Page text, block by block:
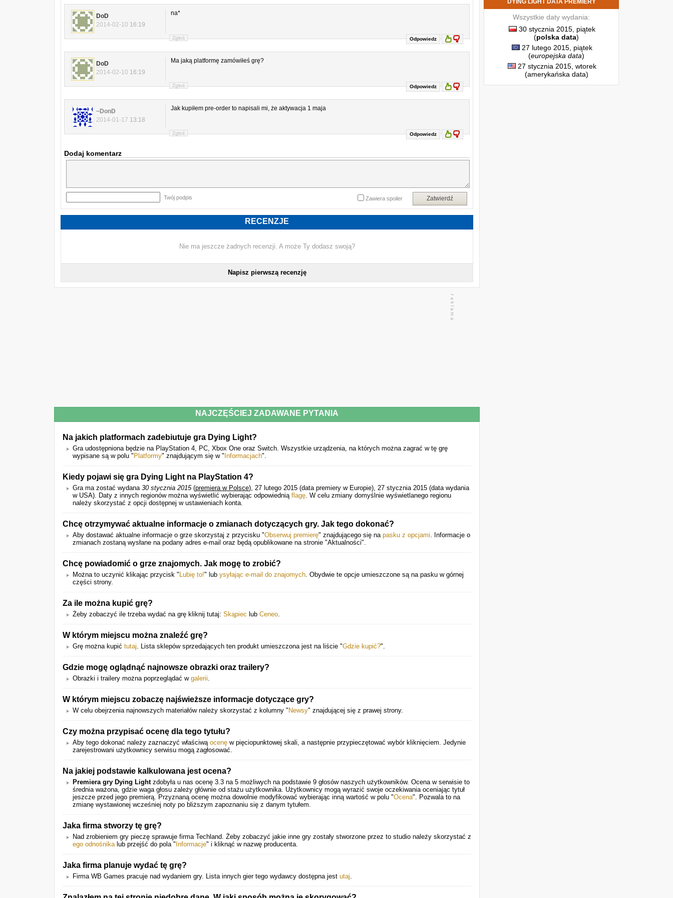
DoD
2014-02-10 16:19
na*
Zgłoś Odpowiedz
DoD
2014-02-10 16:19
Ma jaką platformę zamówiłeś grę?
Zgłoś Odpowiedz
~DonD
2014-01-17 13:18
Jak kupiłem pre-order to napisali mi, że aktywacja 1 maja
Zgłoś Odpowiedz
Dodaj komentarz
Twój podpis Zatwierdź
Zawiera spoiler
RECENZJE
Nie ma jeszcze żadnych recenzji. A może Ty dodasz swoją?
Napisz pierwszą recenzję
NAJCZĘŚCIEJ ZADAWANE PYTANIA
Na jakich platformach zadebiutuje gra Dying Light?
Gra udostępniona będzie na PlayStation 4, PC, Xbox One oraz Switch. Wszystkie urządzenia, na których można zagrać w tę grę
wypisane są w polu " Platformy" znajdującym się w " Informacjach".
Kiedy pojawi się gra Dying Light na PlayStation 4?
Gra ma zostać wydana 30 stycznia 2015(premiera w Polsce), 27 lutego 2015 (data premiery w Europie), 27 stycznia 2015 (data wydania
w USA). Daty z innych regionów można wyświetlić wybierając odpowiednią flagę. W celu zmiany domyślnie wyświetlanego regionu
należy skorzystać z opcji dostępnej w ustawieniach konta.
Chcę otrzymywać aktualne informacje o zmianach dotyczących gry. Jak tego dokonać?
Aby dostawać aktualne informacje o grze skorzystaj z przycisku "Obserwuj premierę" znajdującego się na pasku z opcjami. Informacje o
zmianach zostaną wysłane na podany adres e-mail oraz będą opublikowane na stronie "Aktualności".
Chcę powiadomić o grze znajomych. Jak mogę to zrobić?
Można to uczynić klikając przycisk " Lubię to!" lub ysyłając e-mail do znajomych. Obydwie te opcje umieszczone są na pasku w górnej
części strony.
Za ile można kupić grę?
Żeby zobaczyć ile trzeba wydać na grę kliknij tutaj: Skąpiec lub Ceneo.
W którym miejscu można znaleźć grę?
Grę można kupić tutaj. Lista sklepów sprzedających ten produkt umieszczona jest na liście "Gdzie kupić?".
Gdzie mogę oglądnąć najnowsze obrazki oraz trailery?
Obrazki i trailery można poprzeglądać w galerii.
W którym miejscu zobaczę najświeższe informacje dotyczące gry?
W celu obejrzenia najnowszych materiałów należy skorzystać z kolumny " Newsy" znajdującej się z prawej strony.
Czy można przypisać ocenę dla tego tytułu?
Aby tego dokonać należy zaznaczyć właściwą ocenę w pięciopunktowej skali, a następnie przypieczętować wybór kliknięciem. Jedynie
zarejestrowani użytkownicy serwisu mogą zagłosować.
Na jakiej podstawie kalkulowana jest ocena?
Premiera gry Dying Lightzdobyła u nas ocenę 3.3 na 5 możliwych na podstawie 9 głosów naszych użytkowników. Ocena w serwisie to
średnia ważona, gdzie waga głosu zależy głównie od stażu użytkownika. Użytkownicy mogą wyrazić swoje oczekiwania oceniając tytuł
jeszcze przed jego premierą. Przyznaną ocenę można dowolnie modyfikować wybierając inną wartość w polu "Ocena". Pozwala to na
zmianę wystawionej wcześniej noty po bliższym zapoznaniu się z danym tytułem.
Jaka firma stworzy tę grę?
Nad zrobieniem gry pieczę sprawuje firma Techland. Żeby zobaczyć jakie inne gry zostały stworzone przez to studio należy skorzystać z
ego odnośnikalub przejść do pola " Informacje" i kliknąć w nazwę producenta.
Jaka firma planuje wydać tę grę?
Firma WB Games pracuje nad wydaniem gry. Lista innych gier tego wydawcy dostępna jest utaj.
DYING LIGHT DATA PREMIERY
Wszystkie daty wydania:
30 stycznia 2015, piątek
(polska data)
27 lutego 2015, piątek
(europejska data)
27 stycznia 2015, wtorek
(amerykańska data)